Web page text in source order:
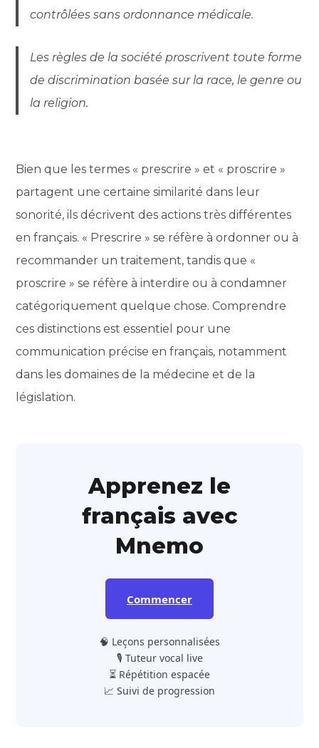
contrôlées sans ordonnance médicale.
Les règles de la société proscrivent toute forme
de discrimination basée sur la race, le genre ou
la religion.
Bien que les termes « prescrire » et « proscrire »
partagent une certaine similarité dans leur
sonorité, ils décrivent des actions très différentes
en français. « Prescrire » se réfère à ordonner ou à
recommander un traitement, tandis que «
proscrire » se réfère à interdire ou à condamner
catégoriquement quelque chose. Comprendre
ces distinctions est essentiel pour une
communication précise en français, notamment
dans les domaines de la médecine et de la
législation.
Apprenez le
français avec
Mnemo
Commencer
🧠 Leçons personnalisées
🎙️ Tuteur vocal live
⏳ Répétition espacée
📈 Suivi de progression